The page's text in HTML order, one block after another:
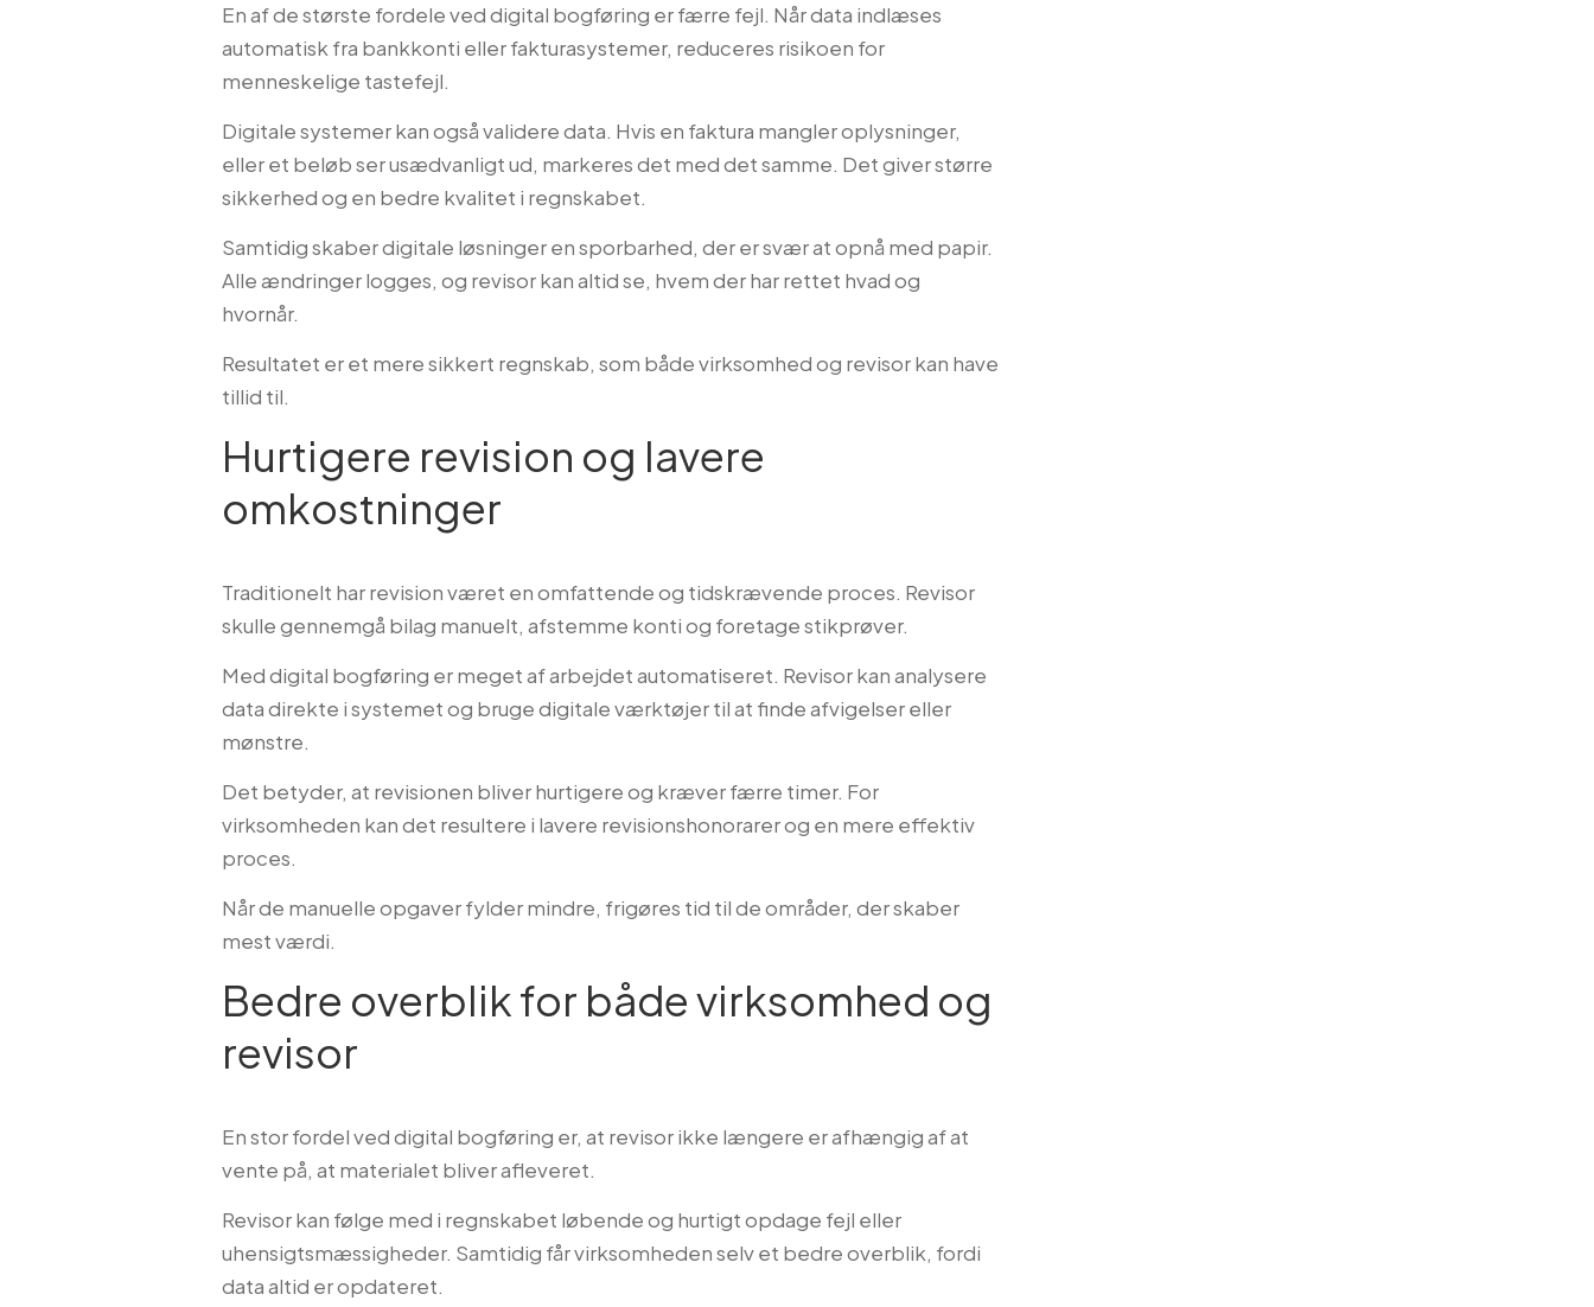
En af de største fordele ved digital bogføring er færre fejl. Når data indlæses
automatisk fra bankkonti eller fakturasystemer, reduceres risikoen for
menneskelige tastefejl.
Digitale systemer kan også validere data. Hvis en faktura mangler oplysninger,
eller et beløb ser usædvanligt ud, markeres det med det samme. Det giver større
sikkerhed og en bedre kvalitet i regnskabet.
Samtidig skaber digitale løsninger en sporbarhed, der er svær at opnå med papir.
Alle ændringer logges, og revisor kan altid se, hvem der har rettet hvad og
hvornår.
Resultatet er et mere sikkert regnskab, som både virksomhed og revisor kan have
tillid til.
Hurtigere revision og lavere
omkostninger
Traditionelt har revision været en omfattende og tidskrævende proces. Revisor
skulle gennemgå bilag manuelt, afstemme konti og foretage stikprøver.
Med digital bogføring er meget af arbejdet automatiseret. Revisor kan analysere
data direkte i systemet og bruge digitale værktøjer til at finde afvigelser eller
mønstre.
Det betyder, at revisionen bliver hurtigere og kræver færre timer. For
virksomheden kan det resultere i lavere revisionshonorarer og en mere effektiv
proces.
Når de manuelle opgaver fylder mindre, frigøres tid til de områder, der skaber
mest værdi.
Bedre overblik for både virksomhed og
revisor
En stor fordel ved digital bogføring er, at revisor ikke længere er afhængig af at
vente på, at materialet bliver afleveret.
Revisor kan følge med i regnskabet løbende og hurtigt opdage fejl eller
uhensigtsmæssigheder. Samtidig får virksomheden selv et bedre overblik, fordi
data altid er opdateret.